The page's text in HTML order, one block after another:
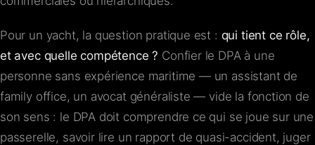
Pour un yacht, la question pratique est : qui tient ce rôle,
et avec quelle compétence ? Confier le DPA à une
personne sans expérience maritime — un assistant de
family office, un avocat généraliste — vide la fonction de
son sens : le DPA doit comprendre ce qui se joue sur une
passerelle, savoir lire un rapport de quasi-accident, juger